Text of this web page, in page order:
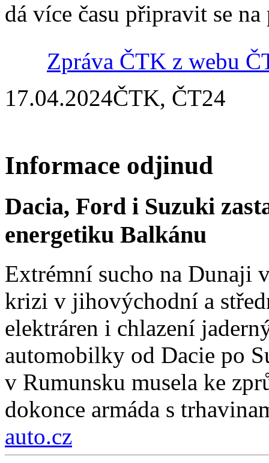
dá více času připravit se
Zpráva ČTK z webu
17.04.2024ČTK, ČT24
Informace odjinud
Dacia, Ford i Suzuki
energetiku Balkánu
Extrémní sucho na Dunaji
krizi v jihovýchodní a
elektráren i chlazení
automobilky od Dacie po
v Rumunsku musela ke
dokonce armáda s
auto.cz